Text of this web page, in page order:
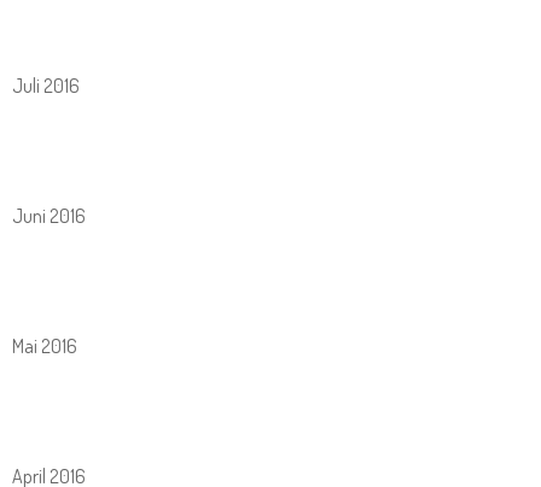
Juli 2016
Juni 2016
Mai 2016
April 2016